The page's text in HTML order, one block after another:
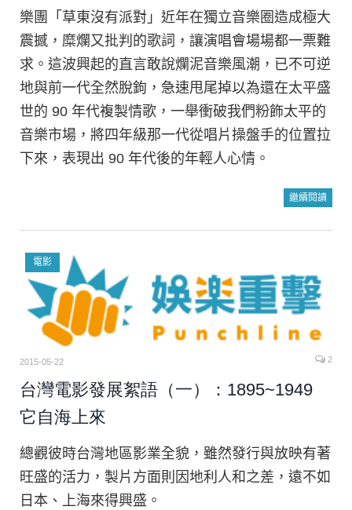
樂團「草東沒有派對」近年在獨立音樂圈造成極大
震撼，糜爛又批判的歌詞，讓演唱會場場都一票難
求。這波興起的直言敢說爛泥音樂風潮，已不可逆
地與前一代全然脫鉤，急速甩尾掉以為還在太平盛
世的 90 年代複製情歌，一舉衝破我們粉飾太平的
音樂市場，將四年級那一代從唱片操盤手的位置拉
下來，表現出 90 年代後的年輕人心情。
繼續閱讀
電影
2015-05-22 2
台灣電影發展絮語（一）：1895~1949
它自海上來
總觀彼時台灣地區影業全貌，雖然發行與放映有著
旺盛的活力，製片方面則因地利人和之差，遠不如
日本、上海來得興盛。